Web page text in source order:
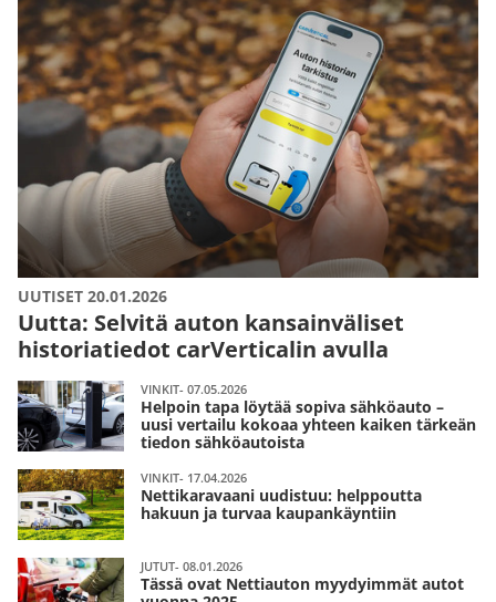
UUTISET 20.01.2026
Uutta: Selvitä auton kansainväliset
historiatiedot carVerticalin avulla
VINKIT- 07.05.2026
Helpoin tapa löytää sopiva sähköauto –
uusi vertailu kokoaa yhteen kaiken tärkeän
tiedon sähköautoista
VINKIT- 17.04.2026
Nettikaravaani uudistuu: helppoutta
hakuun ja turvaa kaupankäyntiin
JUTUT- 08.01.2026
Tässä ovat Nettiauton myydyimmät autot